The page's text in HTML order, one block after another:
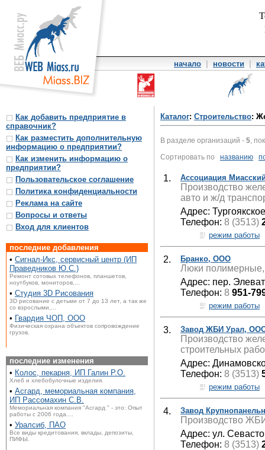
начало новости
Как добавить предприятие в
справочник?
Как разместить дополнительную
информацию о предприятии?
Как изменить информацию о
предприятии?
Пользовательское соглашение
Политика конфиденциальности
Реклама на сайте
Вопросы и ответы
Вход для клиентов
последние добавления
• Сигнал-Икс, сервисный центр (ИП
Праведников Ю.С.)
Ремонт сотовых телефонов, планшетов,
ноутбуков, мониторов,...
• Студия 3D Рисования
3D рисование с детьми от 7 до 13 лет, а так же
со взрослыми,...
• Гвардия ЧОП, ООО
Физическая охрана объектов сопровождение
грузов.
последние изменения
• Колос, пекарня, ИП Галин Р.О.
Хлеб и хлебобулочные изделия.
• Асгард, мемориальная компания,
ИП Рассомахин С.В.
Мемориальная компания "Асгард " - это: Опыт
работы с 2006 года....
• Уралсиб, ПАО
Все виды кредитования, вклады, депозиты,
ПИФЫ.
Каталог: Строительство:
В разделе организаций - 5 ,
Сортировать по названию
1. Ассоциация
Производство
авто и ж/д
Адрес:
Телефон: 8 (3513)
режим работы
2. Бранко, ООО
Люки полимерные,
Адрес: пер.
Телефон: 8 951-
режим работы
3. Завод ЖБИ Урал,
Производство
строительных
Адрес:
Телефон: 8 (3513)
режим работы
4. Завод
Производство
Адрес: ул.
Телефон: 8 (3513)